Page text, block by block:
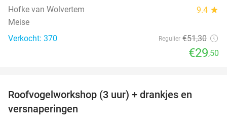
Hofke van Wolvertem 9.4 star
Meise
Verkocht: 370
Regulier €51,30
€29,50
Roofvogelworkshop (3 uur) + drankjes en
versnaperingen